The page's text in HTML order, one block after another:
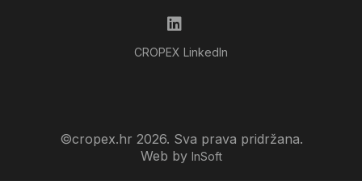
CROPEX LinkedIn
©cropex.hr 2026. Sva prava pridržana.
Web by InSoft